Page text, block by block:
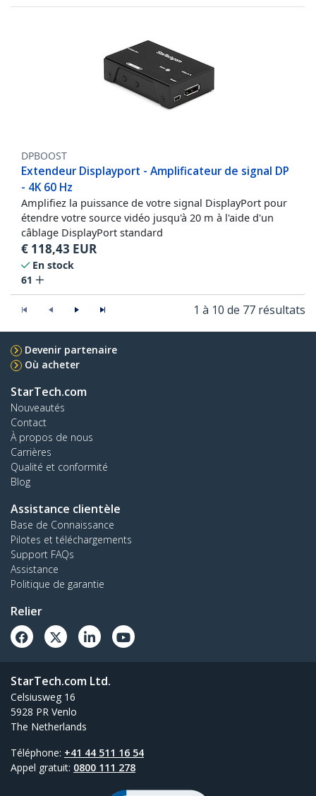
DPBOOST
Extendeur Displayport - Amplificateur de signal DP
- 4K 60 Hz
Amplifiez la puissance de votre signal DisplayPort pour
étendre votre source vidéo jusqu'à 20 m à l'aide d'un
câblage DisplayPort standard
€ 118,43 EUR
En stock
61
1 à 10 de 77 résultats
Devenir partenaire
Où acheter
StarTech.com
Nouveautés
Contact
À propos de nous
Carrières
Qualité et conformité
Blog
Assistance clientèle
Base de Connaissance
Pilotes et téléchargements
Support FAQs
Assistance
Politique de garantie
Relier
StarTech.com Ltd.
Celsiusweg 16
5928 PR Venlo
The Netherlands
Téléphone: +41 44 511 16 54
Appel gratuit: 0800 111 278